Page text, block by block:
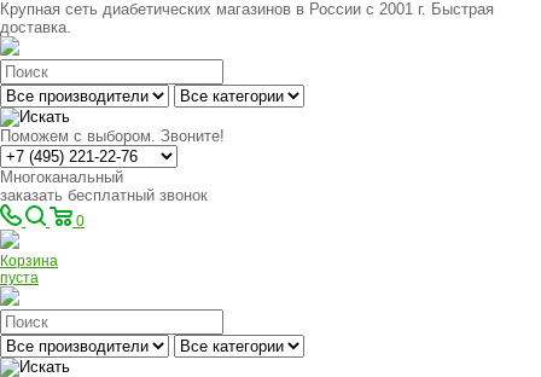
Крупная сеть диабетических магазинов в России с 2001 г. Быстрая
доставка.
Поможем с выбором. Звоните!
Многоканальный
заказать бесплатный звонок
0
Корзина
пуста